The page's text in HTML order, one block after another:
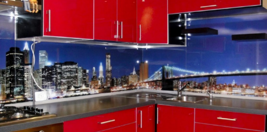
Hi-Tech. Интернет
Россия
Наука и техника
Политика
Образование
В мире